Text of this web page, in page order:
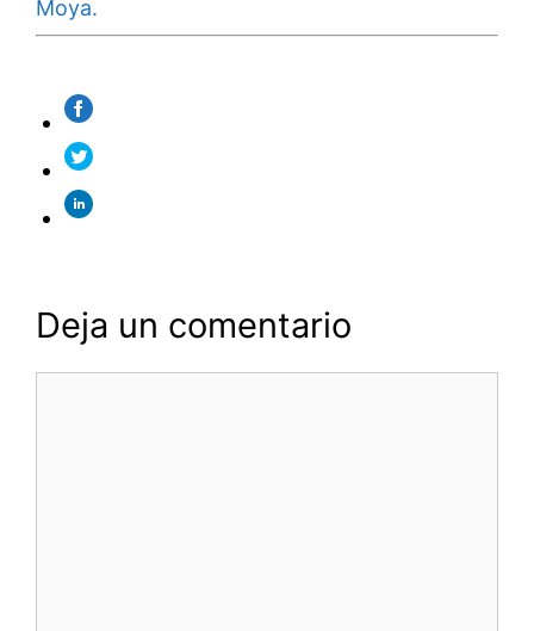
Moya.
Deja un comentario